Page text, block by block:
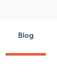
Blog